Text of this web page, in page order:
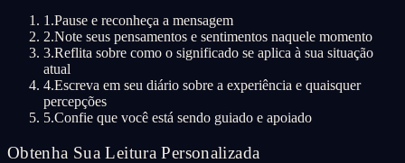
1.Pause e reconheça a mensagem
2.Note seus pensamentos e sentimentos naquele momento
3.Reflita sobre como o significado se aplica à sua situação
atual
4.Escreva em seu diário sobre a experiência e quaisquer
percepções
5.Confie que você está sendo guiado e apoiado
Obtenha Sua Leitura Personalizada